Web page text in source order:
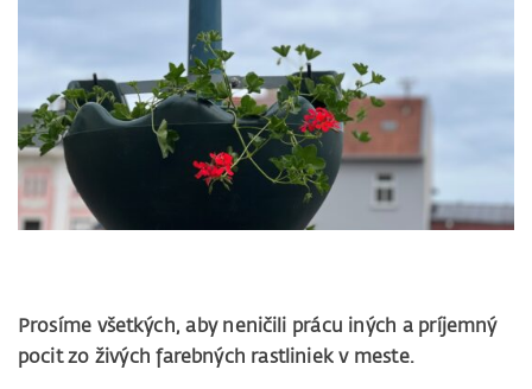
Prosíme všetkých, aby neničili prácu iných a príjemný
pocit zo živých farebných rastliniek v meste.